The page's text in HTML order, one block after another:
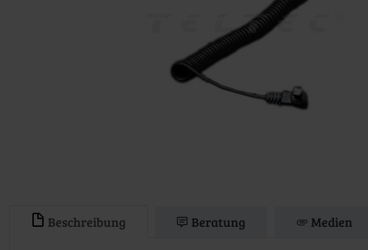
Beschreibung Beratung Medien